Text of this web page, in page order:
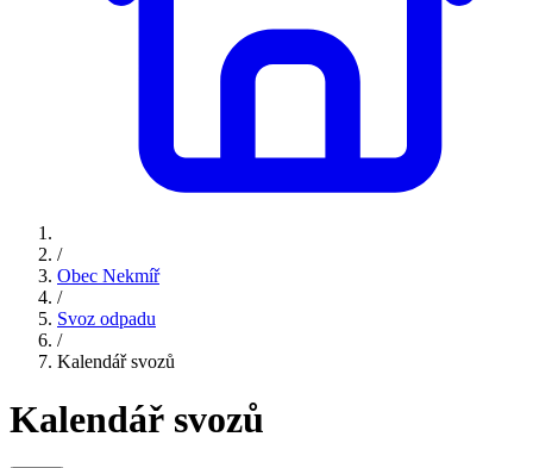
/
Obec Nekmíř
/
Svoz odpadu
/
Kalendář svozů
Kalendář svozů